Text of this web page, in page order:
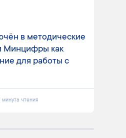
в методические
Минцифры как
для работы с
минута чтения